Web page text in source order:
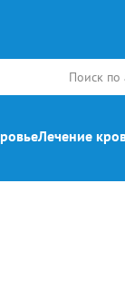
Поиск по
Лечение